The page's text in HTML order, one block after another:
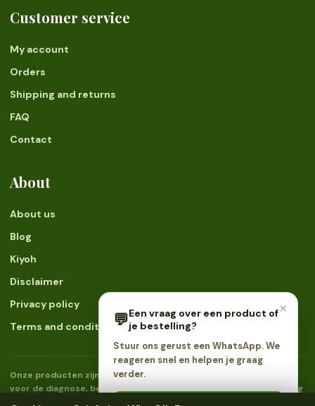
Customer service
My account
Orders
Shipping and returns
FAQ
Contact
About
About us
Blog
Kiyoh
Disclaimer
Privacy policy
Terms and conditions
Onze producten zijn geen geneesmiddelen en zijn niet bedoeld
voor de diagnose, behandeling of preventie van ziekten. Raadpleeg
×
💬Een vraag over een product of
je bestelling?
Stuur ons gerust een WhatsApp. We
reageren snel en helpen je graag
verder.
💬 Stuur ons een WhatsApp →